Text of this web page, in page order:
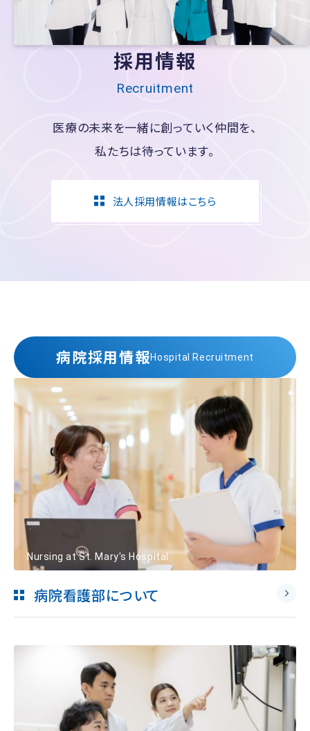
採用情報
Recruitment
医療の未来を一緒に創っていく仲間を、
私たちは待っています。
法人採用情報はこちら
病院採用情報Hospital Recruitment
Nursing at St. Mary's Hospital
病院看護部について